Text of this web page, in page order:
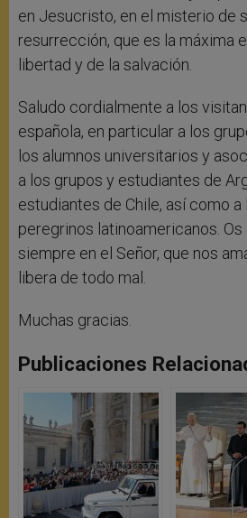
en Jesucristo, en el misterio de
resurrección, que es la máxima
libertad y de la salvación.
Saludo cordialmente a los
española, en particular a los
los alumnos universitarios y
a los grupos y estudiantes de
estudiantes de Chile, así como a
peregrinos latinoamericanos.
siempre en el Señor, que nos
libera de todo mal.
Muchas gracias.
Publicaciones